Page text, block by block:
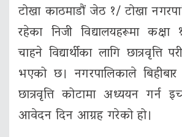
टोखा काठमाडौं जेठ १/ टोखा
रहेका निजी विद्यालयहरूमा
चाहने विद्यार्थीका लागि छात्रवृत्ति
भएको छ। नगरपालिकाले
छात्रवृत्ति कोटामा अध्ययन गर्न
आवेदन दिन आग्रह गरेको हो।